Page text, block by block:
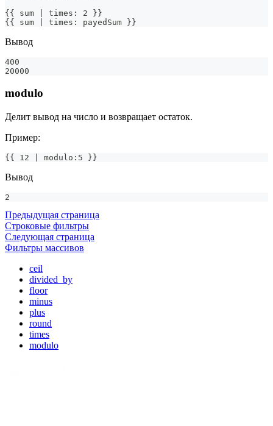
{{ sum | times: 2 }}
{{ sum | times: payedSum }}
Вывод
400
20000
modulo
Делит вывод на число и возвращает остаток.
Пример:
{{ 12 | modulo:5 }}
Вывод
2
Предыдущая страница
Строковые фильтры
Следующая страница
Фильтры массивов
ceil
divided_by
floor
minus
plus
round
times
modulo